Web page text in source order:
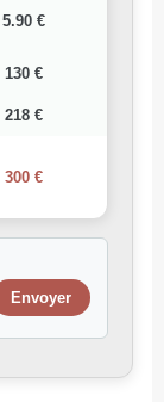
5.90 €
130 €
218 €
300 €